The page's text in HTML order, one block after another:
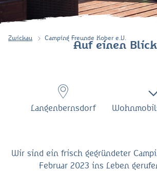
Zwickau Camping Freunde Kober e.V.
Auf einen Blick
Langenbernsdorf
Wir sind ein frisch gegründeter
Februar 2023 ins Leben